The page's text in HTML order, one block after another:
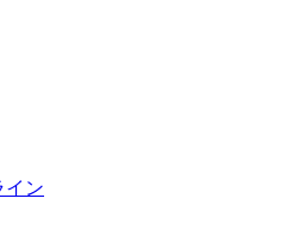
イン